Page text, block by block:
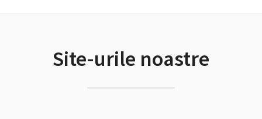
Site-urile noastre